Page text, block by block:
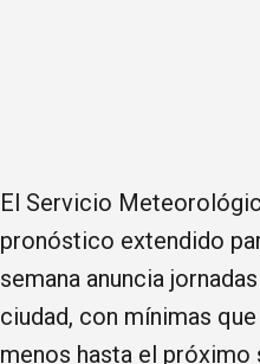
El Servicio
pronóstico extendido
semana anuncia
ciudad, con mínimas
menos hasta el próximo